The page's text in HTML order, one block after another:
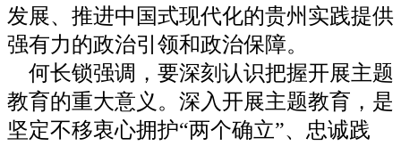
发展、推进中国式现代化的贵州实践提供
强有力的政治引领和政治保障。
何长锁强调，要深刻认识把握开展主题
教育的重大意义。深入开展主题教育，是
坚定不移衷心拥护“两个确立”、忠诚践